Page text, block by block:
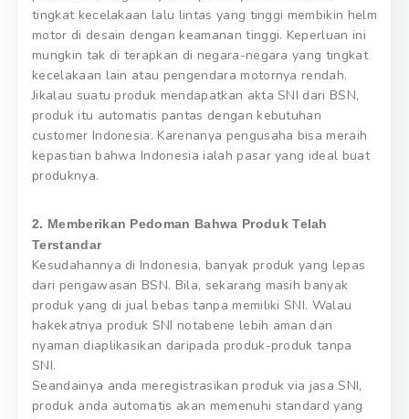
tingkat kecelakaan lalu lintas yang tinggi membikin helm
motor di desain dengan keamanan tinggi. Keperluan ini
mungkin tak di terapkan di negara-negara yang tingkat
kecelakaan lain atau pengendara motornya rendah.
Jikalau suatu produk mendapatkan akta SNI dari BSN,
produk itu automatis pantas dengan kebutuhan
customer Indonesia. Karenanya pengusaha bisa meraih
kepastian bahwa Indonesia ialah pasar yang ideal buat
produknya.
2. Memberikan Pedoman Bahwa Produk Telah
Terstandar
Kesudahannya di Indonesia, banyak produk yang lepas
dari pengawasan BSN. Bila, sekarang masih banyak
produk yang di jual bebas tanpa memiliki SNI. Walau
hakekatnya produk SNI notabene lebih aman dan
nyaman diaplikasikan daripada produk-produk tanpa
SNI.
Seandainya anda meregistrasikan produk via jasa SNI,
produk anda automatis akan memenuhi standard yang